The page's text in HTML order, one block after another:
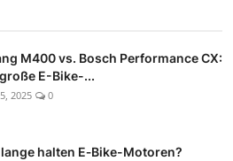
M400 vs. Bosch Performance CX:
E-Bike-...
2025 0
halten E‑Bike-Motoren?